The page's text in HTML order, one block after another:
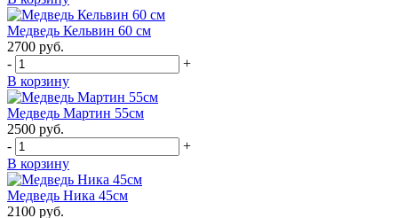
Медведь Кельвин 60 см
2700 руб.
-
+
В корзину
Медведь Мартин 55см
2500 руб.
-
+
В корзину
Медведь Ника 45см
2100 руб.